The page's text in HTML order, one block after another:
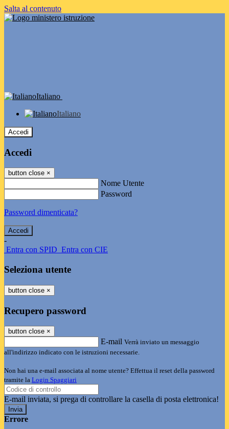
Salta al contenuto
Italiano
Italiano
Accedi
Accedi
button close ×
Nome Utente
Password
Password dimenticata?
-
Entra con SPID Entra con CIE
Seleziona utente
button close ×
Recupero password
button close ×
E-mail Verrà inviato un messaggio
all'indirizzo indicato con le istruzioni necessarie.
Non hai una e-mail associata al nome utente? Effettua il reset della password
tramite la Login Spaggiari
E-mail inviata, si prega di controllare la casella di posta elettronica!
Errore